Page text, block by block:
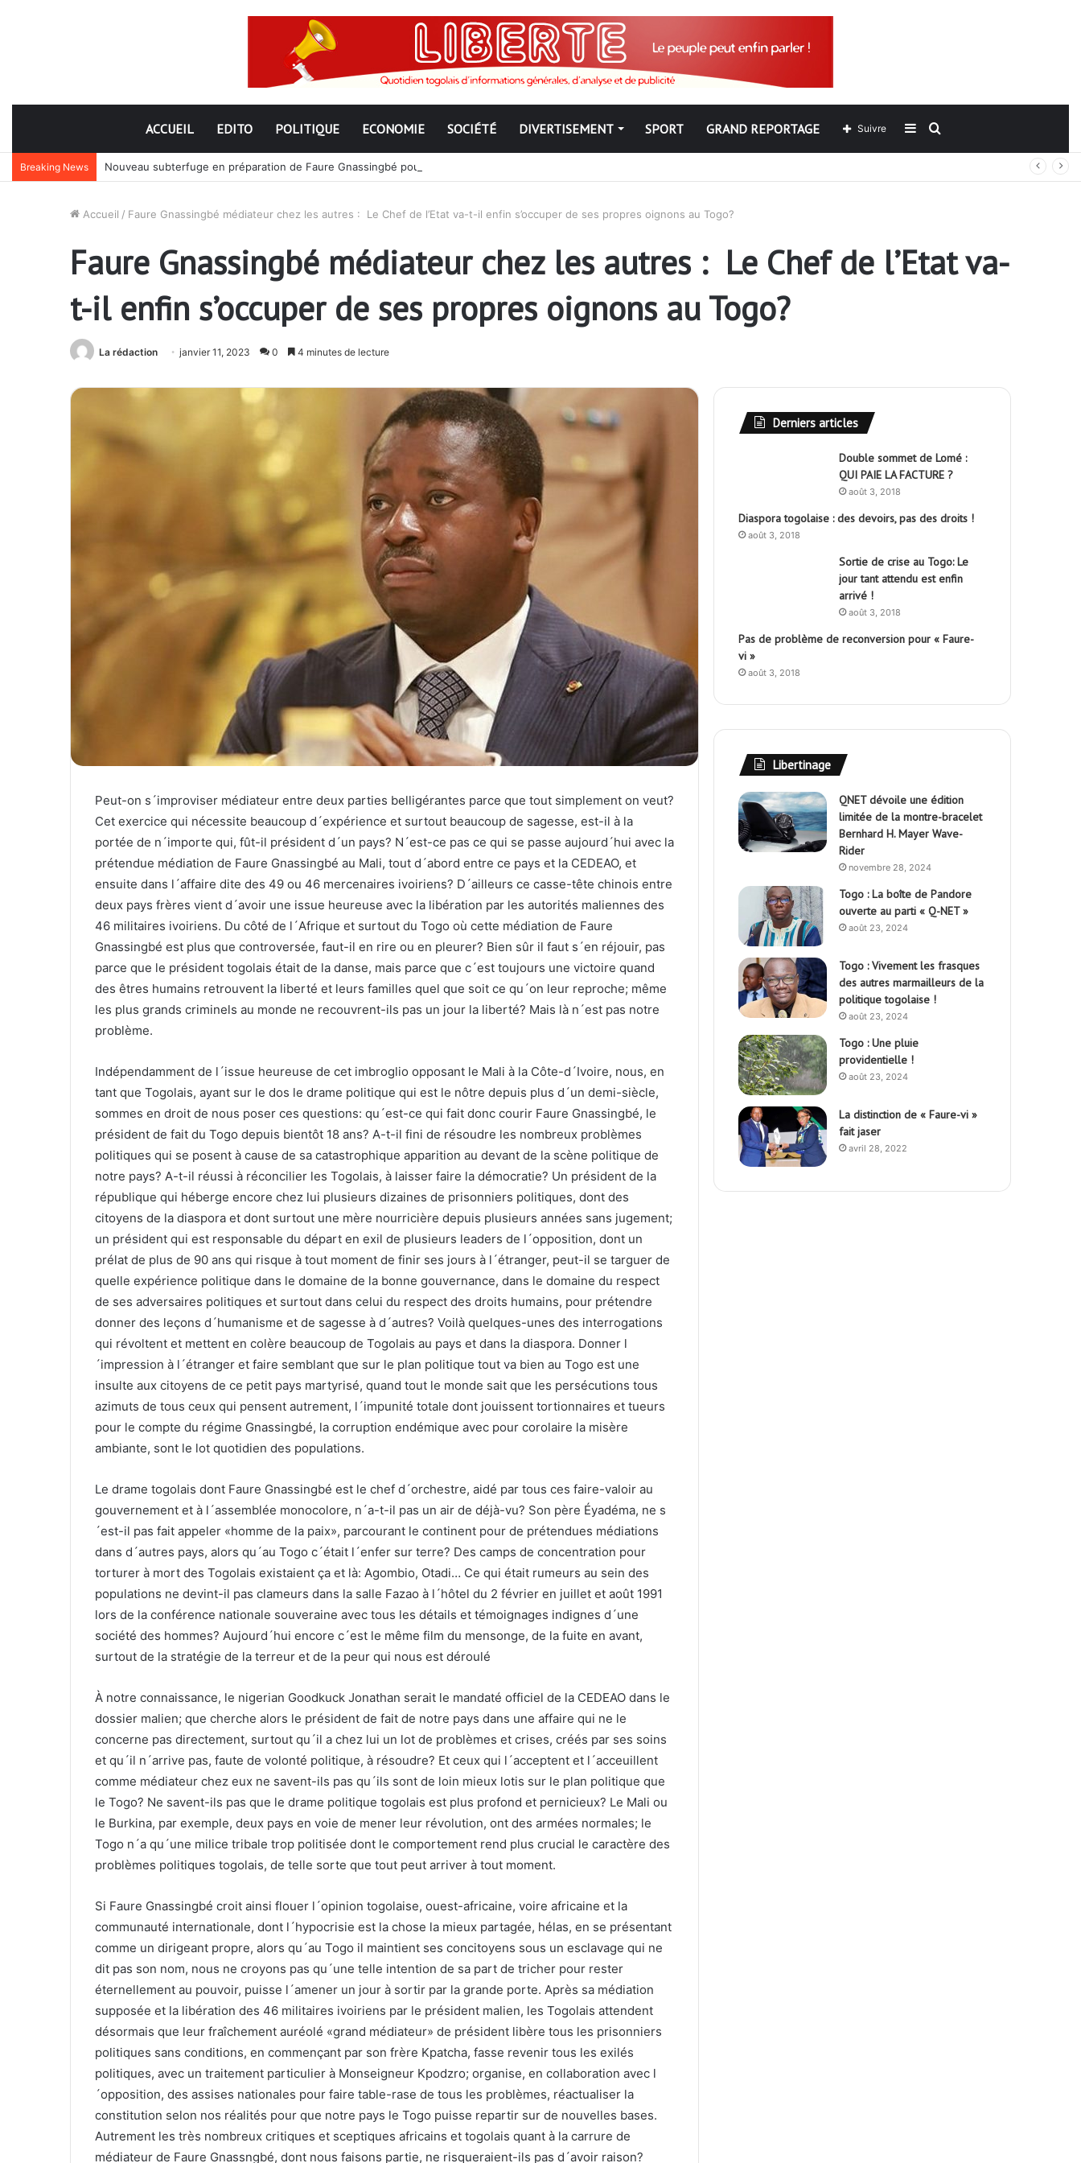
ACCUEIL EDITO POLITIQUE ECONOMIE SOCIÉTÉ DIVERTISEMENT SPORT GRAND REPORTAGE Rechercher
Sidebar
(barre
Suivre
Breaking News Nouveau subterfuge en préparation de Faure Gnassingbé pour ne jamais partir ; les Togolais disent non et sont vent debout
Accueil / Faure Gnassingbé médiateur chez les autres : Le Chef de l’Etat va-t-il enfin s’occuper de ses propres oignons au Togo?
Faure Gnassingbé médiateur chez les autres : Le Chef de l’Etat va-
t-il enfin s’occuper de ses propres oignons au Togo?
La rédaction janvier 11, 2023 0 4 minutes de lecture
Peut-on s´improviser médiateur entre deux parties belligérantes parce que tout simplement on veut?
Cet exercice qui nécessite beaucoup d´expérience et surtout beaucoup de sagesse, est-il à la
portée de n´importe qui, fût-il président d´un pays? N´est-ce pas ce qui se passe aujourd´hui avec la
prétendue médiation de Faure Gnassingbé au Mali, tout d´abord entre ce pays et la CEDEAO, et
ensuite dans l´affaire dite des 49 ou 46 mercenaires ivoiriens? D´ailleurs ce casse-tête chinois entre
deux pays frères vient d´avoir une issue heureuse avec la libération par les autorités maliennes des
46 militaires ivoiriens. Du côté de l´Afrique et surtout du Togo où cette médiation de Faure
Gnassingbé est plus que controversée, faut-il en rire ou en pleurer? Bien sûr il faut s´en réjouir, pas
parce que le président togolais était de la danse, mais parce que c´est toujours une victoire quand
des êtres humains retrouvent la liberté et leurs familles quel que soit ce qu´on leur reproche; même
les plus grands criminels au monde ne recouvrent-ils pas un jour la liberté? Mais là n´est pas notre
problème.
Indépendamment de l´issue heureuse de cet imbroglio opposant le Mali à la Côte-d´Ivoire, nous, en
tant que Togolais, ayant sur le dos le drame politique qui est le nôtre depuis plus d´un demi-siècle,
sommes en droit de nous poser ces questions: qu´est-ce qui fait donc courir Faure Gnassingbé, le
président de fait du Togo depuis bientôt 18 ans? A-t-il fini de résoudre les nombreux problèmes
politiques qui se posent à cause de sa catastrophique apparition au devant de la scène politique de
notre pays? A-t-il réussi à réconcilier les Togolais, à laisser faire la démocratie? Un président de la
république qui héberge encore chez lui plusieurs dizaines de prisonniers politiques, dont des
citoyens de la diaspora et dont surtout une mère nourricière depuis plusieurs années sans jugement;
un président qui est responsable du départ en exil de plusieurs leaders de l´opposition, dont un
prélat de plus de 90 ans qui risque à tout moment de finir ses jours à l´étranger, peut-il se targuer de
quelle expérience politique dans le domaine de la bonne gouvernance, dans le domaine du respect
de ses adversaires politiques et surtout dans celui du respect des droits humains, pour prétendre
donner des leçons d´humanisme et de sagesse à d´autres? Voilà quelques-unes des interrogations
qui révoltent et mettent en colère beaucoup de Togolais au pays et dans la diaspora. Donner l
´impression à l´étranger et faire semblant que sur le plan politique tout va bien au Togo est une
insulte aux citoyens de ce petit pays martyrisé, quand tout le monde sait que les persécutions tous
azimuts de tous ceux qui pensent autrement, l´impunité totale dont jouissent tortionnaires et tueurs
pour le compte du régime Gnassingbé, la corruption endémique avec pour corolaire la misère
ambiante, sont le lot quotidien des populations.
Le drame togolais dont Faure Gnassingbé est le chef d´orchestre, aidé par tous ces faire-valoir au
gouvernement et à l´assemblée monocolore, n´a-t-il pas un air de déjà-vu? Son père Éyadéma, ne s
´est-il pas fait appeler «homme de la paix», parcourant le continent pour de prétendues médiations
dans d´autres pays, alors qu´au Togo c´était l´enfer sur terre? Des camps de concentration pour
torturer à mort des Togolais existaient ça et là: Agombio, Otadi… Ce qui était rumeurs au sein des
populations ne devint-il pas clameurs dans la salle Fazao à l´hôtel du 2 février en juillet et août 1991
lors de la conférence nationale souveraine avec tous les détails et témoignages indignes d´une
société des hommes? Aujourd´hui encore c´est le même film du mensonge, de la fuite en avant,
surtout de la stratégie de la terreur et de la peur qui nous est déroulé
À notre connaissance, le nigerian Goodkuck Jonathan serait le mandaté officiel de la CEDEAO dans le
dossier malien; que cherche alors le président de fait de notre pays dans une affaire qui ne le
concerne pas directement, surtout qu´il a chez lui un lot de problèmes et crises, créés par ses soins
et qu´il n´arrive pas, faute de volonté politique, à résoudre? Et ceux qui l´acceptent et l´acceuillent
comme médiateur chez eux ne savent-ils pas qu´ils sont de loin mieux lotis sur le plan politique que
le Togo? Ne savent-ils pas que le drame politique togolais est plus profond et pernicieux? Le Mali ou
le Burkina, par exemple, deux pays en voie de mener leur révolution, ont des armées normales; le
Togo n´a qu´une milice tribale trop politisée dont le comportement rend plus crucial le caractère des
problèmes politiques togolais, de telle sorte que tout peut arriver à tout moment.
Si Faure Gnassingbé croit ainsi flouer l´opinion togolaise, ouest-africaine, voire africaine et la
communauté internationale, dont l´hypocrisie est la chose la mieux partagée, hélas, en se présentant
comme un dirigeant propre, alors qu´au Togo il maintient ses concitoyens sous un esclavage qui ne
dit pas son nom, nous ne croyons pas qu´une telle intention de sa part de tricher pour rester
éternellement au pouvoir, puisse l´amener un jour à sortir par la grande porte. Après sa médiation
supposée et la libération des 46 militaires ivoiriens par le président malien, les Togolais attendent
désormais que leur fraîchement auréolé «grand médiateur» de président libère tous les prisonniers
politiques sans conditions, en commençant par son frère Kpatcha, fasse revenir tous les exilés
politiques, avec un traitement particulier à Monseigneur Kpodzro; organise, en collaboration avec l
´opposition, des assises nationales pour faire table-rase de tous les problèmes, réactualiser la
constitution selon nos réalités pour que notre pays le Togo puisse repartir sur de nouvelles bases.
Autrement les très nombreux critiques et sceptiques africains et togolais quant à la carrure de
médiateur de Faure Gnassngbé, dont nous faisons partie, ne risqueraient-ils pas d´avoir raison?
Derniers articles
Double sommet de Lomé :
QUI PAIE LA FACTURE ?
août 3, 2018
Diaspora togolaise : des devoirs, pas des droits !
août 3, 2018
Sortie de crise au Togo: Le
jour tant attendu est enfin
arrivé !
août 3, 2018
Pas de problème de reconversion pour « Faure-
vi »
août 3, 2018
Libertinage
QNET dévoile une édition
limitée de la montre-bracelet
Bernhard H. Mayer Wave-
Rider
novembre 28, 2024
Togo : La boîte de Pandore
ouverte au parti « Q-NET »
août 23, 2024
Togo : Vivement les frasques
des autres marmailleurs de la
politique togolaise !
août 23, 2024
Togo : Une pluie
providentielle !
août 23, 2024
La distinction de « Faure-vi »
fait jaser
avril 28, 2022